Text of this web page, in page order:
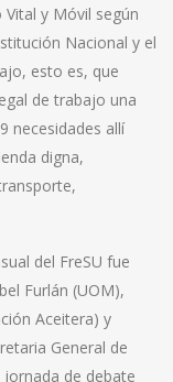
y Móvil según
Nacional y el
esto es, que
de trabajo una
necesidades allí
digna,
del FreSU fue
Furlán (UOM),
Aceitera) y
General de
de debate